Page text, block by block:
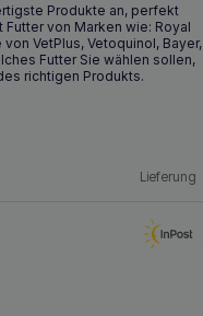
Produkte an, perfekt
von Marken wie: Royal
von VetPlus, Vetoquinol, Bayer,
Futter Sie wählen sollen,
richtigen Produkts.
Lieferung